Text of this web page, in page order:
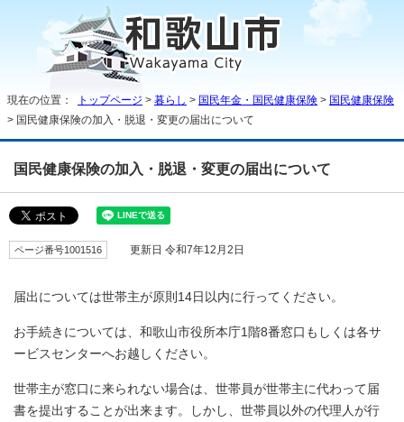
現在の位置： トップページ > 暮らし > 国民年金・国民健康保険 > 国民健康保険
> 国民健康保険の加入・脱退・変更の届出について
国民健康保険の加入・脱退・変更の届出について
ページ番号1001516 更新日 令和7年12月2日
届出については世帯主が原則14日以内に行ってください。
お手続きについては、和歌山市役所本庁1階8番窓口もしくは各サ
ービスセンターへお越しください。
世帯主が窓口に来られない場合は、世帯員が世帯主に代わって届
書を提出することが出来ます。しかし、世帯員以外の代理人が行